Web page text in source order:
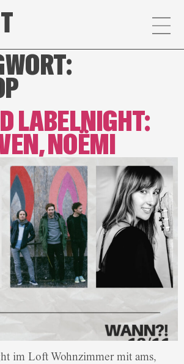
LABELNIGHT:
NOËMI
im Loft Wohnzimmer mit ams,